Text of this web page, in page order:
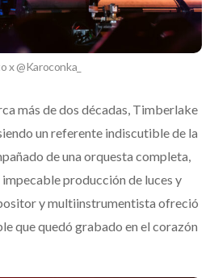
x @Karoconka_
más de dos décadas, Timberlake
un referente indiscutible de la
de una orquesta completa,
producción de luces y
y multiinstrumentista ofreció
que quedó grabado en el corazón